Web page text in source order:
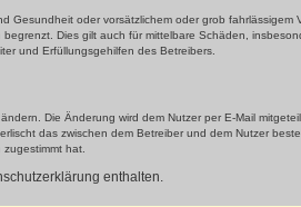
oder vorsätzlichem oder grob
Dies gilt auch für mittelbare Schäden,
und Erfüllungsgehilfen des Betreibers.
Die Änderung wird dem Nutzer per E-Mail
das zwischen dem Betreiber und dem Nutzer
hat.
enthalten.